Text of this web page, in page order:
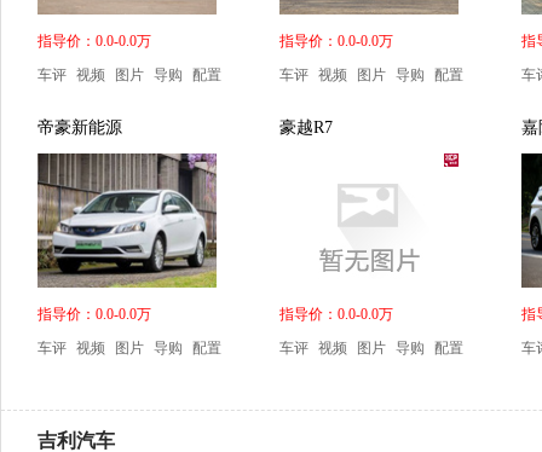
指导价：0.0-0.0万
车评 视频 图片 导购 配置
指导价：0.0-0.0万
车评 视频 图片 导购 配置
指
车
帝豪新能源
指导价：0.0-0.0万
车评 视频 图片 导购 配置
豪越R7
指导价：0.0-0.0万
车评 视频 图片 导购 配置
嘉
指
车
吉利汽车